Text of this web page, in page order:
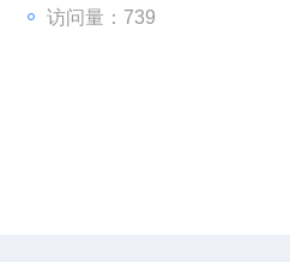
访问量：739